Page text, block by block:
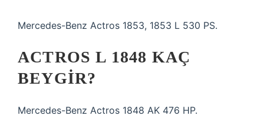
Mercedes-Benz Actros 1853, 1853 L 530 PS.
ACTROS L 1848 KAÇ
BEYGIR?
Mercedes-Benz Actros 1848 AK 476 HP.